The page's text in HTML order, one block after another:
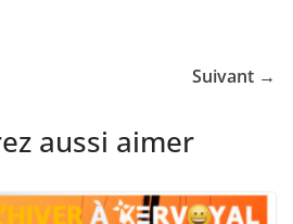
Suivant →
aussi aimer